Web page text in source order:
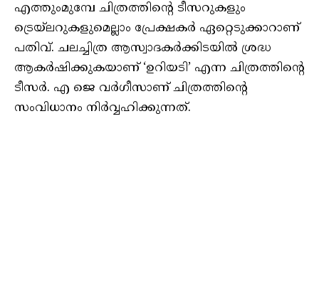
എത്തുംമുമ്പേ ചിത്രത്തിന്റെ ടീസറുകളും
ട്രെയ്‌ലറുകളുമെല്ലാം പ്രേക്ഷകര്‍ ഏറ്റെടുക്കാറാണ്
പതിവ്. ചലച്ചിത്ര ആസ്വാദകര്‍ക്കിടയില്‍ ശ്രദ്ധ
ആകര്‍ഷിക്കുകയാണ് ‘ഉറിയടി’ എന്ന ചിത്രത്തിന്റെ
ടീസര്‍. എ ജെ വര്‍ഗീസാണ് ചിത്രത്തിന്റെ
സംവിധാനം നിര്‍വ്വഹിക്കുന്നത്.